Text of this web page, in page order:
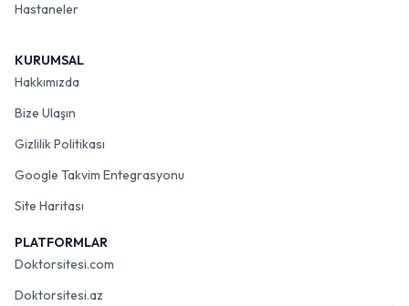
Hastaneler
KURUMSAL
Hakkımızda
Bize Ulaşın
Gizlilik Politikası
Google Takvim Entegrasyonu
Site Haritası
PLATFORMLAR
Doktorsitesi.com
Doktorsitesi.az